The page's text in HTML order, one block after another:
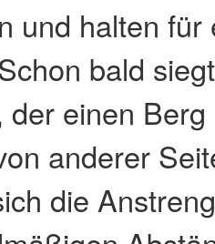
und halten für
bald
der einen
anderer
die